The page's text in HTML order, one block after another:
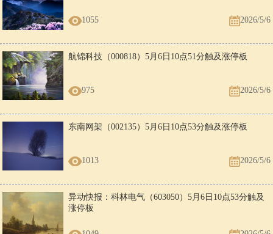
1055 2026/5/6
航锦科技（000818）5月6日10点51分触及涨停板
975 2026/5/6
东南网架（002135）5月6日10点53分触及涨停板
1013 2026/5/6
异动快报：科林电气（603050）5月6日10点53分触及
涨停板